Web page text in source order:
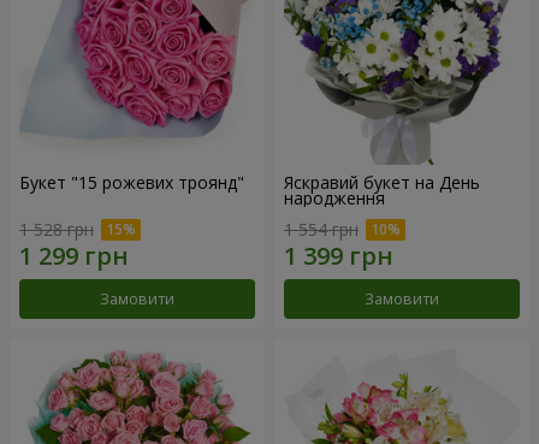
Букет "15 рожевих троянд"
1 528 грн
Замовити
Яскравий букет на День
народження
1 554 грн
Замовити